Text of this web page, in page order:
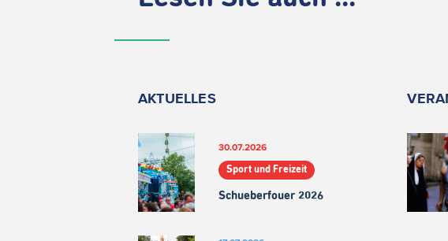
AKTUELLES
30.07.2026
Sport und Freizeit
Schueberfouer 2026